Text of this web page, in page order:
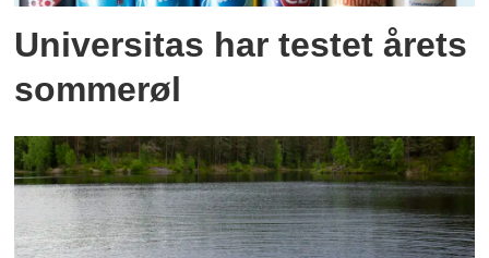
Universitas har testet årets
sommerøl